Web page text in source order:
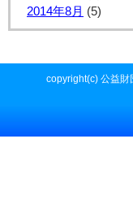
2014年8月 (5)
copyright(c) 公益財